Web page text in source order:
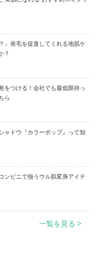
」発毛を促進してくれる地肌ケ
？
をつける！会社でも最低限持っ
ら
ャドウ『カラーポップ』って知
ンビニで揃うウル肌変身アイテ
一覧を見る >